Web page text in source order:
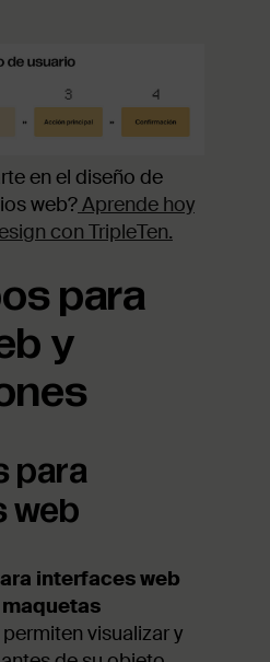
en el diseño de
web?Aprende hoy
con TripleTen.
para
y
para
web
interfaces web
maquetas
visualizar y